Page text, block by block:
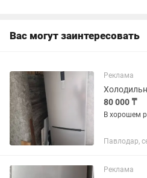
Вас могут заинтересовать
Реклама
80 000 ₸
В хорошем
Павлодар,
Реклама